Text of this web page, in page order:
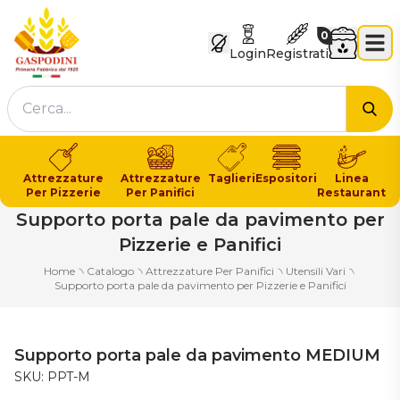
LoginRegistrati
Carrello
0
Attrezzature
Per Pizzerie
Attrezzature
Per Panifici
TaglieriEspositori
Linea
Restaurant
Supporto porta pale da pavimento per
Pizzerie e Panifici
Home ৲ Catalogo ৲ Attrezzature Per Panifici ৲ Utensili Vari ৲
Supporto porta pale da pavimento per Pizzerie e Panifici
Supporto porta pale da pavimento MEDIUM
SKU: PPT-M